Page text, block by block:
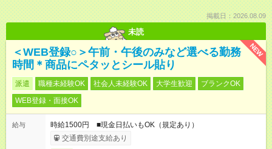
掲載日：2026.08.09
未読
NEW
＜WEB登録○＞午前・午後のみなど選べる勤務
時間＊商品にペタッとシール貼り
派遣 職種未経験OK 社会人未経験OK 大学生歓迎
ブランクOK
WEB登録・面接OK
給与
時給1500円 ■現金日払いもOK（規定あり）
交通費別途支給あり